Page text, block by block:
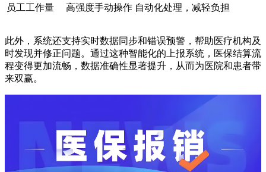
员工工作量 高强度手动操作 自动化处理，减轻负担
此外，系统还支持实时数据同步和错误预警，帮助医疗机构及
时发现并修正问题。通过这种智能化的上报系统，医保结算流
程变得更加流畅，数据准确性显著提升，从而为医院和患者带
来双赢。